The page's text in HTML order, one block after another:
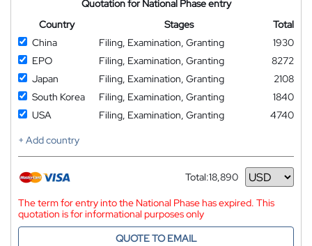
Quotation for National Phase entry
Country
Stages
Total
China
Filing, Examination, Granting
1930
EPO
Filing, Examination, Granting
8272
Japan
Filing, Examination, Granting
2108
South Korea
Filing, Examination, Granting
1840
USA
Filing, Examination, Granting
4740
+ Add country
Total:18,890
Currency
The term for entry into the National Phase has expired. This
quotation is for informational purposes only
QUOTE TO EMAIL